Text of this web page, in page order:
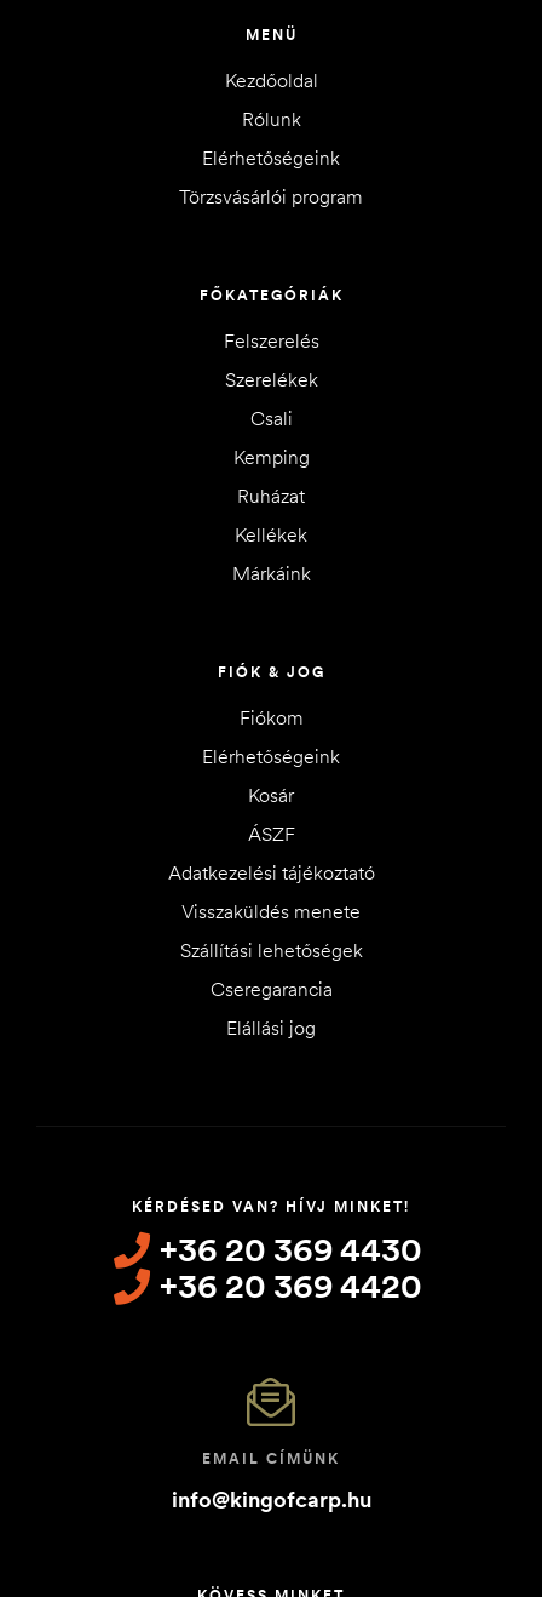
MENÜ
Kezdőoldal
Rólunk
Elérhetőségeink
Törzsvásárlói program
FŐKATEGÓRIÁK
Felszerelés
Szerelékek
Csali
Kemping
Ruházat
Kellékek
Márkáink
FIÓK & JOG
Fiókom
Elérhetőségeink
Kosár
ÁSZF
Adatkezelési tájékoztató
Visszaküldés menete
Szállítási lehetőségek
Cseregarancia
Elállási jog
KÉRDÉSED VAN? HÍVJ MINKET!
+36 20 369 4430
+36 20 369 4420
EMAIL CÍMÜNK
info@kingofcarp.hu